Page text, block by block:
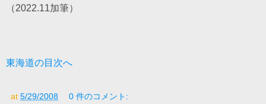
（2022.11加筆）
東海道の目次へ
at 5/29/2008 0 件のコメント: